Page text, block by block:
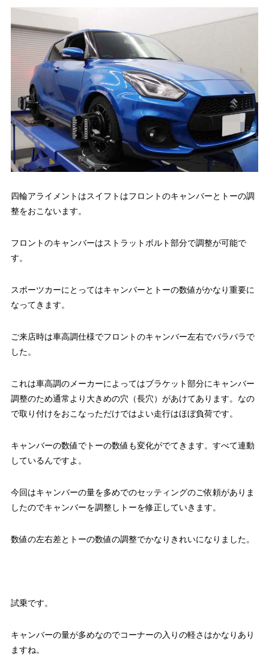
四輪アライメントはスイフトはフロントのキャンバーとトーの調
整をおこないます。
フロントのキャンバーはストラットボルト部分で調整が可能で
す。
スポーツカーにとってはキャンバーとトーの数値がかなり重要に
なってきます。
ご来店時は車高調仕様でフロントのキャンバー左右でバラバラで
した。
これは車高調のメーカーによってはブラケット部分にキャンバー
調整のため通常より大きめの穴（長穴）があけてあります。なの
で取り付けをおこなっただけではよい走行はほぼ負荷です。
キャンバーの数値でトーの数値も変化がでてきます。すべて連動
しているんですよ。
今回はキャンバーの量を多めでのセッティングのご依頼がありま
したのでキャンバーを調整しトーを修正していきます。
数値の左右差とトーの数値の調整でかなりきれいになりました。
試乗です。
キャンバーの量が多めなのでコーナーの入りの軽さはかなりあり
ますね。